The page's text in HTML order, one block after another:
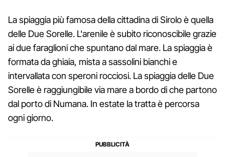
La spiaggia più famosa della cittadina di Sirolo è quella
delle Due Sorelle. L'arenile è subito riconoscibile grazie
ai due faraglioni che spuntano dal mare. La spiaggia è
formata da ghiaia, mista a sassolini bianchi e
intervallata con speroni rocciosi. La spiaggia delle Due
Sorelle è raggiungibile via mare a bordo di che partono
dal porto di Numana. In estate la tratta è percorsa
ogni giorno.